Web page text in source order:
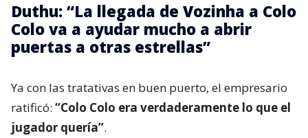
Duthu: “La llegada de Vozinha a Colo
Colo va a ayudar mucho a abrir
puertas a otras estrellas”
Ya con las tratativas en buen puerto, el empresario
ratificó: “Colo Colo era verdaderamente lo que el
jugador quería”.